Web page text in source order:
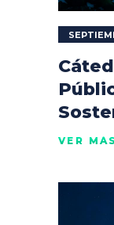
VER MÁS